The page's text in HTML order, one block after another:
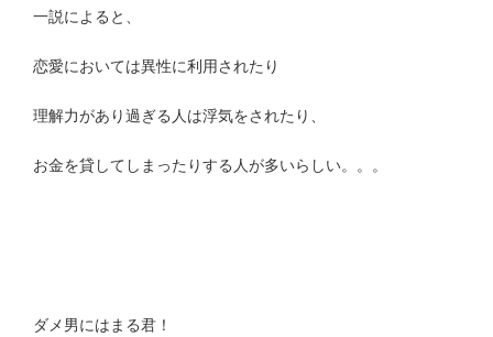
一説によると、
恋愛においては異性に利用されたり
理解力があり過ぎる人は浮気をされたり、
お金を貸してしまったりする人が多いらしい。。。
ダメ男にはまる君！